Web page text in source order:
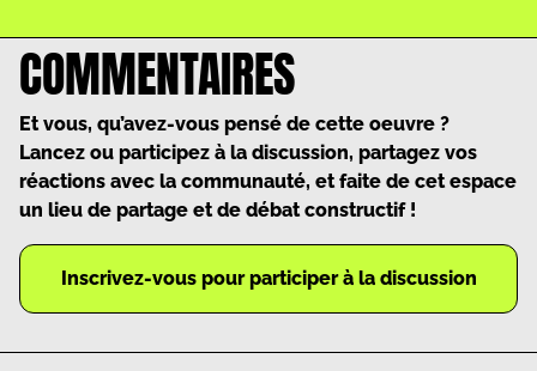
COMMENTAIRES
Et vous, qu’avez-vous pensé de cette oeuvre ?
Lancez ou participez à la discussion, partagez vos
réactions avec la communauté, et faite de cet espace
un lieu de partage et de débat constructif !
Inscrivez-vous pour participer à la discussion